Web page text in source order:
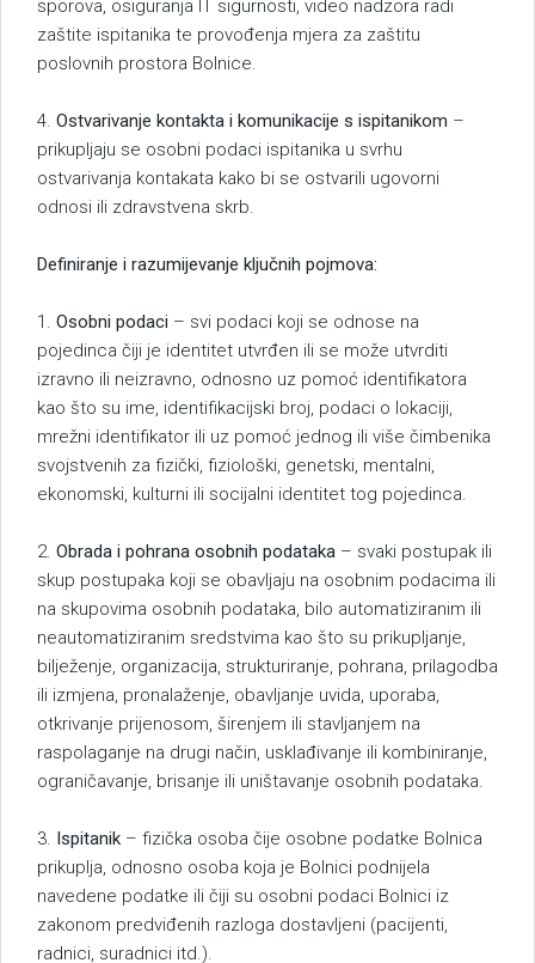
sporova, osiguranja IT sigurnosti, video nadzora radi
zaštite ispitanika te provođenja mjera za zaštitu
poslovnih prostora Bolnice.
4. Ostvarivanje kontakta i komunikacije s ispitanikom –
prikupljaju se osobni podaci ispitanika u svrhu
ostvarivanja kontakata kako bi se ostvarili ugovorni
odnosi ili zdravstvena skrb.
Definiranje i razumijevanje ključnih pojmova:
1. Osobni podaci – svi podaci koji se odnose na
pojedinca čiji je identitet utvrđen ili se može utvrditi
izravno ili neizravno, odnosno uz pomoć identifikatora
kao što su ime, identifikacijski broj, podaci o lokaciji,
mrežni identifikator ili uz pomoć jednog ili više čimbenika
svojstvenih za fizički, fiziološki, genetski, mentalni,
ekonomski, kulturni ili socijalni identitet tog pojedinca.
2. Obrada i pohrana osobnih podataka – svaki postupak ili
skup postupaka koji se obavljaju na osobnim podacima ili
na skupovima osobnih podataka, bilo automatiziranim ili
neautomatiziranim sredstvima kao što su prikupljanje,
bilježenje, organizacija, strukturiranje, pohrana, prilagodba
ili izmjena, pronalaženje, obavljanje uvida, uporaba,
otkrivanje prijenosom, širenjem ili stavljanjem na
raspolaganje na drugi način, usklađivanje ili kombiniranje,
ograničavanje, brisanje ili uništavanje osobnih podataka.
3. Ispitanik – fizička osoba čije osobne podatke Bolnica
prikuplja, odnosno osoba koja je Bolnici podnijela
navedene podatke ili čiji su osobni podaci Bolnici iz
zakonom predviđenih razloga dostavljeni (pacijenti,
radnici, suradnici itd.).